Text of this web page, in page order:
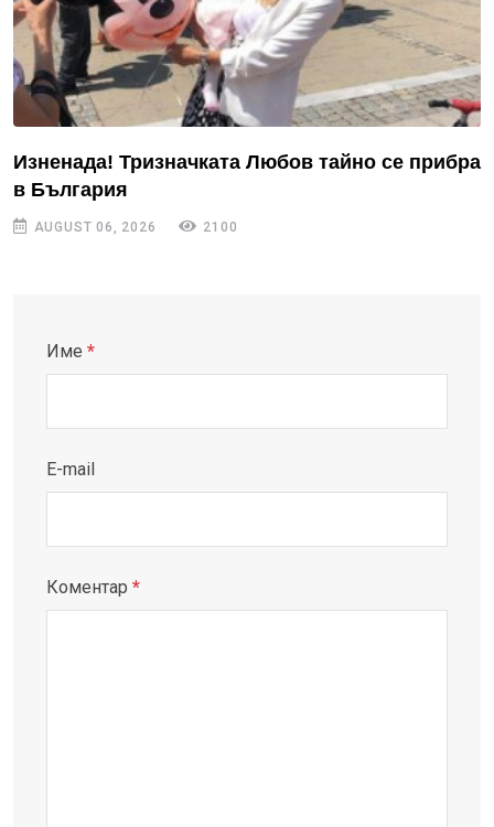
Изненада! Тризначката Любов тайно се прибра
в България
AUGUST 06, 2026 2100
Име *
E-mail
Коментар *